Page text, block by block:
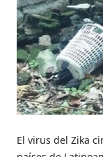
El virus del Zika